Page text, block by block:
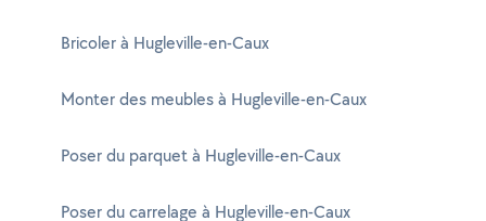
Bricoler à Hugleville-en-Caux
Monter des meubles à Hugleville-en-Caux
Poser du parquet à Hugleville-en-Caux
Poser du carrelage à Hugleville-en-Caux